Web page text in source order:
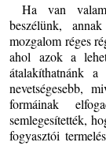
Ha van
beszélünk,
mozgalom réges
ahol azok a
átalakíthatnánk a
nevetségesebb,
formáinak
semlegesítették,
fogyasztói